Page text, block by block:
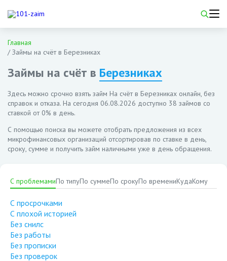
Главная
/Займы на счёт в Березниках
Займы на счёт в Березниках
Здесь можно срочно взять займ На счёт в Березниках онлайн, без
справок и отказа. На сегодня 06.08.2026 доступно 38 займов со
ставкой от 0% в день.
С помощью поиска вы можете отобрать предложения из всех
микрофинансовых организаций отсортировав по ставке в день,
сроку, сумме и получить займ наличными уже в день обращения.
С проблемамиПо типуПо суммеПо срокуПо времениКудаКому
С просрочками
С плохой историей
Без снилс
Без работы
Без прописки
Без проверок